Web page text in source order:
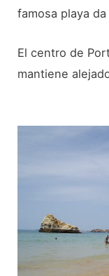
famosa playa da
El centro de
mantiene